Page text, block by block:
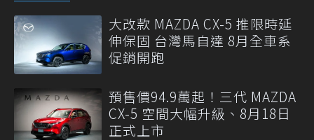
大改款 MAZDA CX-5 推限時延
伸保固 台灣馬自達 8月全車系
促銷開跑
預售價94.9萬起！三代 MAZDA
CX-5 空間大幅升級、8月18日
正式上市